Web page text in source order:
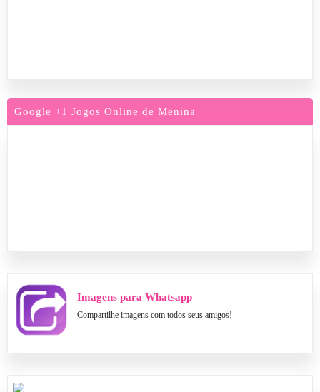
Google +1 Jogos Online de Menina
Imagens para Whatsapp
Compartilhe imagens com todos seus amigos!